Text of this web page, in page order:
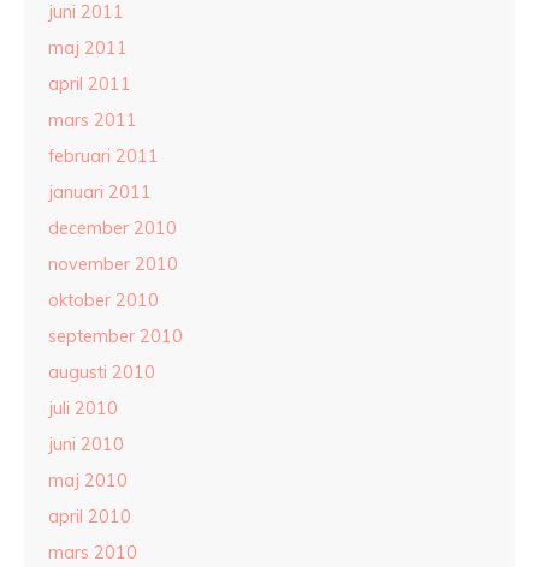
juni 2011
maj 2011
april 2011
mars 2011
februari 2011
januari 2011
december 2010
november 2010
oktober 2010
september 2010
augusti 2010
juli 2010
juni 2010
maj 2010
april 2010
mars 2010